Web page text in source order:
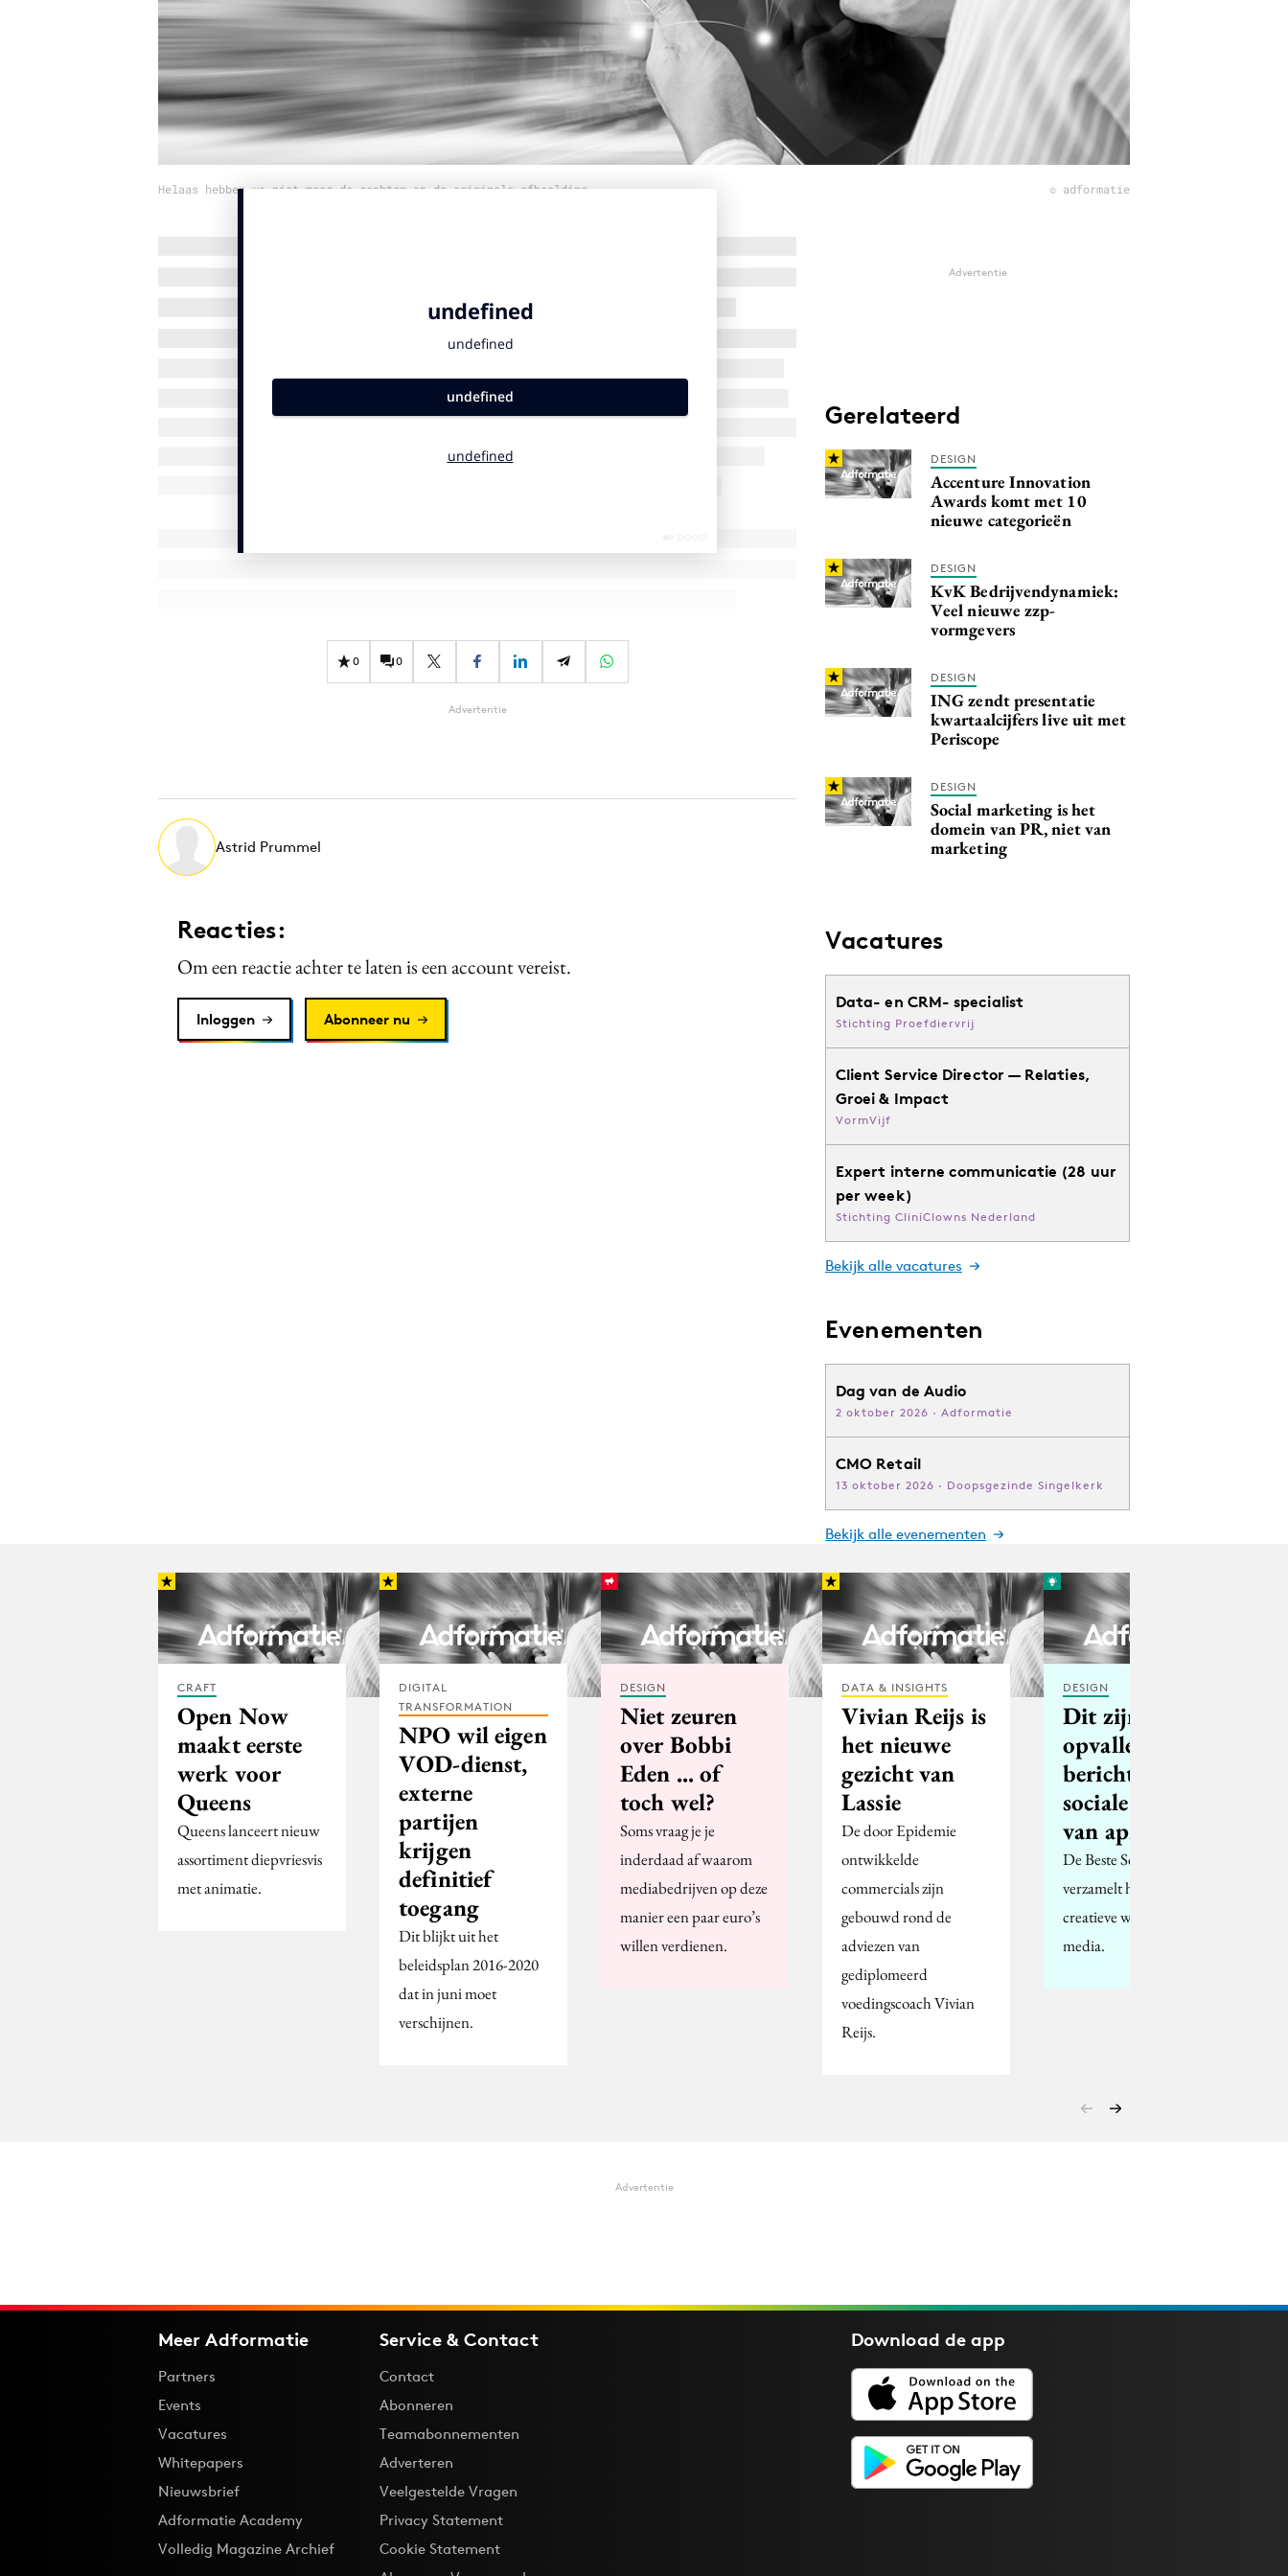
Helaas hebben we niet meer de rechten op de originele afbeelding © adformatie
0 0
Advertentie
Astrid Prummel
Reacties:
Om een reactie achter te laten is een account vereist.
Inloggen Abonneer nu
Advertentie
Gerelateerd
DESIGN
Accenture Innovation
Awards komt met 10
nieuwe categorieën
DESIGN
KvK Bedrijvendynamiek:
Veel nieuwe zzp-
vormgevers
DESIGN
ING zendt presentatie
kwartaalcijfers live uit met
Periscope
DESIGN
Social marketing is het
domein van PR, niet van
marketing
Vacatures
Data- en CRM- specialist
Stichting Proefdiervrij
Client Service Director — Relaties,
Groei & Impact
VormVijf
Expert interne communicatie (28 uur
per week)
Stichting CliniClowns Nederland
Bekijk alle vacatures
Evenementen
Dag van de Audio
2 oktober 2026 · Adformatie
CMO Retail
13 oktober 2026 · Doopsgezinde Singelkerk
Bekijk alle evenementen
CRAFT
Open Now
maakt eerste
werk voor
Queens
Queens lanceert nieuw
assortiment diepvriesvis
met animatie.
DIGITAL
TRANSFORMATION
NPO wil eigen
VOD-dienst,
externe
partijen
krijgen
definitief
toegang
Dit blijkt uit het
beleidsplan 2016-2020
dat in juni moet
verschijnen.
DESIGN
Niet zeuren
over Bobbi
Eden ... of
toch wel?
Soms vraag je je
inderdaad af waarom
mediabedrijven op deze
manier een paar euro’s
willen verdienen.
DATA & INSIGHTS
Vivian Reijs is
het nieuwe
gezicht van
Lassie
De door Epidemie
ontwikkelde
commercials zijn
gebouwd rond de
adviezen van
gediplomeerd
voedingscoach Vivian
Reijs.
DESIGN
Dit zijn de 10
opvallendste
berichten op
sociale media
van april
De Beste Social Media
verzamelt het meest
creatieve werk op social
media.
Advertentie
Meer Adformatie
Partners
Events
Vacatures
Whitepapers
Nieuwsbrief
Adformatie Academy
Volledig Magazine Archief
Service & Contact
Contact
Abonneren
Teamabonnementen
Adverteren
Veelgestelde Vragen
Privacy Statement
Cookie Statement
Download deapp